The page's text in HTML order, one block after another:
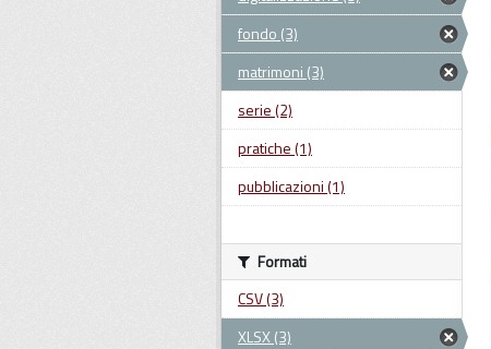
fondo (3)
matrimoni (3)
serie (2)
pratiche (1)
pubblicazioni (1)
Formati
CSV (3)
XLSX (3)